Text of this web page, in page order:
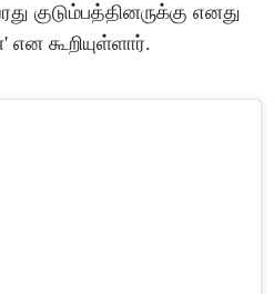
குடும்பத்தினருக்கு எனது
கூறியுள்ளார்.